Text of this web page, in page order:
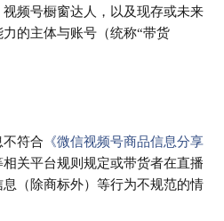
频号橱窗达人，以及现存或未来
的主体与账号（统称“带货
符合 《微信视频号商品信息分享
相关平台规则规定或带货者在直播
（除商标外）等行为不规范的情